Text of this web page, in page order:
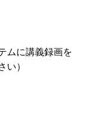
ムに講義録画を
）